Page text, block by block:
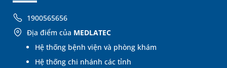
1900565656
Địa điểm của MEDLATEC
Hệ thống bệnh viện và phòng khám
Hệ thống chi nhánh các tỉnh